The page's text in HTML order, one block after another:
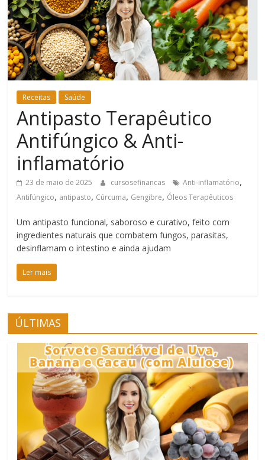
Estar
Receitas Saúde
Antipasto Terapêutico
Antifúngico & Anti-
inflamatório
23 de maio de 2025 cursosefinancas Anti-inflamatório,
Antifúngico, antipasto, Cúrcuma, Gengibre, Óleos Terapêuticos
Um antipasto funcional, saboroso e curativo, feito com
ingredientes naturais que combatem fungos, parasitas,
desinflamam o intestino e ainda ajudam
Ler mais
ÚLTIMAS